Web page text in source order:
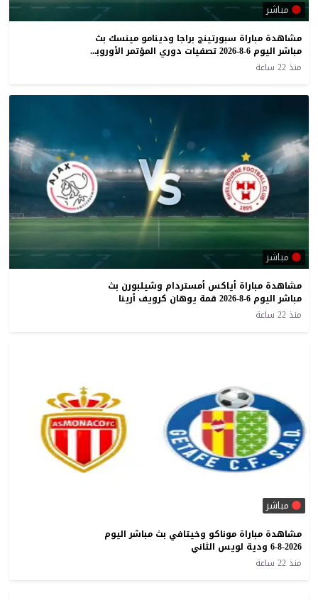
مباشر
مشاهدة مباراة سبورتينج براجا ودينامو مينسك بث
مباشر اليوم 6-8-2026 تصفيات دوري المؤتمر الأوروبي
منذ 22 ساعة
مباشر
مشاهدة مباراة أياكس أمستردام وشيلبورن بث
مباشر اليوم 6-8-2026 قمة يوهان كرويف أرينا
منذ 22 ساعة
مباشر
مشاهدة مباراة موناكو وخيتافي بث مباشر اليوم
6-8-2026 ودية لويس الثاني
منذ 22 ساعة